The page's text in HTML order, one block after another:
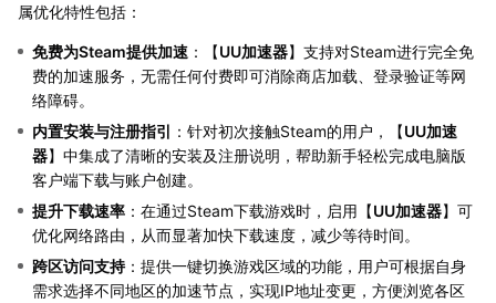
属优化特性包括：
免费为Steam提供加速 ：【UU加速器】支持对Steam进行完全免
费的加速服务，无需任何付费即可消除商店加载、登录验证等网
络障碍。
内置安装与注册指引 ：针对初次接触Steam的用户，【UU加速
器】中集成了清晰的安装及注册说明，帮助新手轻松完成电脑版
客户端下载与账户创建。
提升下载速率 ：在通过Steam下载游戏时，启用【UU加速器】可
优化网络路由，从而显著加快下载速度，减少等待时间。
跨区访问支持：提供一键切换游戏区域的功能，用户可根据自身
需求选择不同地区的加速节点，实现IP地址变更，方便浏览各区